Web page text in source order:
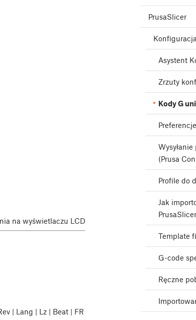
na wyświetlaczu LCD
| Lang | Lz | Beat | FR
PrusaSlicer
Asystent
Zrzuty
Kody G
Preferencje
(Prusa
Profile do
Jak
PrusaSlicer
Template
G-code
Ręczne